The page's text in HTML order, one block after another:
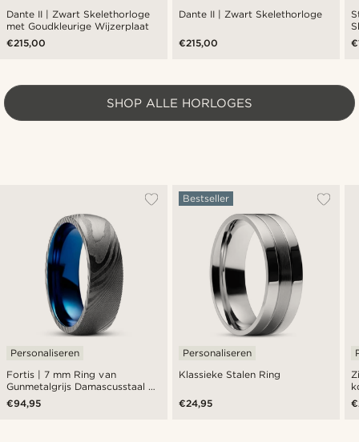
Dante II | Zwart Skelethorloge
met Goudkleurige Wijzerplaat
€215,00
Dante II | Zwart Skelethorloge
€215,00
SHOP ALLE HORLOGES
Fortis | 7 mm Ring van
Gunmetalgrijs Damascusstaal en
Blauw Titanium
Personaliseren
€94,95
Klassieke Stalen Ring
Bestseller
Personaliseren
€24,95